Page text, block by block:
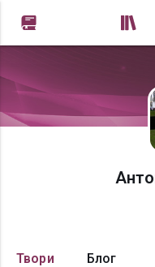
Твори Блог